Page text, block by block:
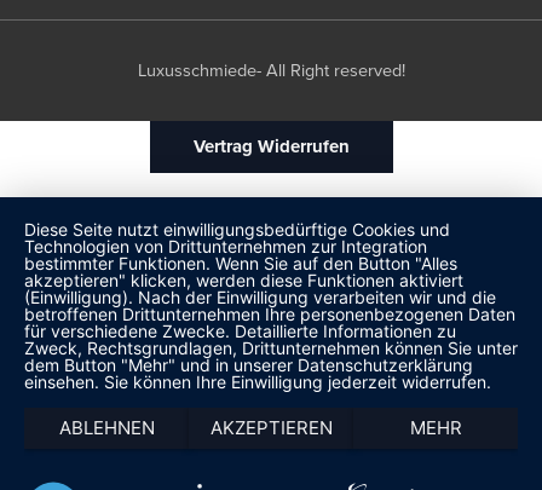
Luxusschmiede- All Right reserved!
Vertrag Widerrufen
Diese Seite nutzt einwilligungsbedürftige Cookies und
Technologien von Drittunternehmen zur Integration
bestimmter Funktionen. Wenn Sie auf den Button "Alles
akzeptieren" klicken, werden diese Funktionen aktiviert
(Einwilligung). Nach der Einwilligung verarbeiten wir und die
betroffenen Drittunternehmen Ihre personenbezogenen Daten
für verschiedene Zwecke. Detaillierte Informationen zu
Zweck, Rechtsgrundlagen, Drittunternehmen können Sie unter
dem Button "Mehr" und in unserer Datenschutzerklärung
einsehen. Sie können Ihre Einwilligung jederzeit widerrufen.
ABLEHNEN AKZEPTIEREN MEHR